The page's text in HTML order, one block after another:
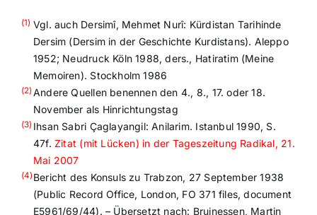
(1) Vgl. auch Dersimî, Mehmet Nurî: Kürdistan Tarihinde
Dersim (Dersim in der Geschichte Kurdistans). Aleppo
1952; Neudruck Köln 1988, ders., Hatiratim (Meine
Memoiren). Stockholm 1986
(2) Andere Quellen benennen den 4., 8., 17. oder 18.
November als Hinrichtungstag
(3) Ihsan Sabri Çaglayangil: Anilarim. Istanbul 1990, S.
47f.Zitat (mit Lücken) in der Tageszeitung Radikal, 21.
Mai 2007
(4) Bericht des Konsuls zu Trabzon, 27 September 1938
(Public Record Office, London, FO 371 files, document
E5961/69/44). – Übersetzt nach: Bruinessen, Martin